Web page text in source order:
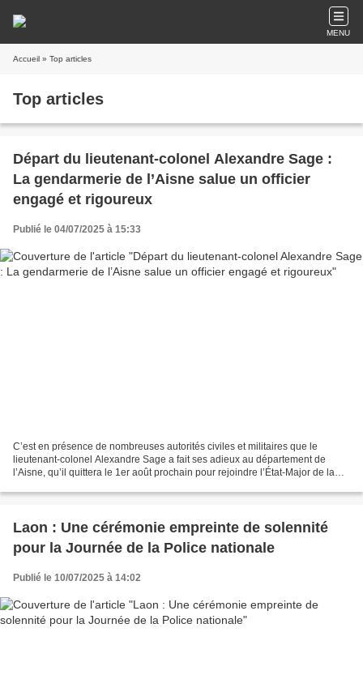
MENU
Accueil » Top articles
Top articles
Départ du lieutenant-colonel Alexandre Sage :
La gendarmerie de l’Aisne salue un officier
engagé et rigoureux
Publié le 04/07/2025 à 15:33
C’est en présence de nombreuses autorités civiles et militaires que le
lieutenant-colonel Alexandre Sage a fait ses adieux au département de
l’Aisne, qu’il quittera le 1er août prochain pour rejoindre l’État-Major de la
Laon : Une cérémonie empreinte de solennité
pour la Journée de la Police nationale
Publié le 10/07/2025 à 14:02